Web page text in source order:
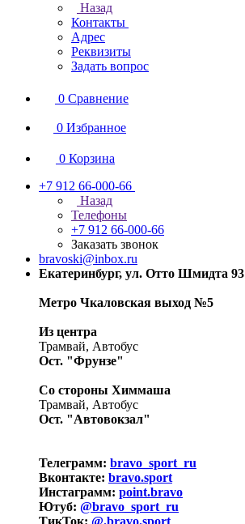
Назад
Контакты
Адрес
Реквизиты
Задать вопрос
0 Сравнение
0 Избранное
0 Корзина
+7 912 66-000-66
Назад
Телефоны
+7 912 66-000-66
Заказать звонок
bravoski@inbox.ru
Екатеринбург, ул. Отто Шмидта 93
Метро Чкаловская выход №5
Из центра
Трамвай, Автобус
Ост. "Фрунзе"
Со стороны Химмаша
Трамвай, Автобус
Ост. "Автовокзал"
Телеграмм: bravo_sport_ru
Вконтакте: bravo.sport
Инстаграмм: point.bravo
Ютуб: @bravo_sport_ru
ТикТок: @.bravo.sport